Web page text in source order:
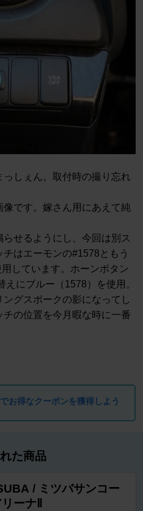
しぇん。取付時の撮り忘れ
です。嫁さん用にあえて純
せるようにし、今回は別ス
はエーモンの#1578ともう
しています。ホーンボタン
にブルー（1578）を使用。
グスポークの影になってし
の位置を今月暇な時に一番
お得なクーポンを獲得しよう
た商品
/ ミツバサンコー
ーナⅡ